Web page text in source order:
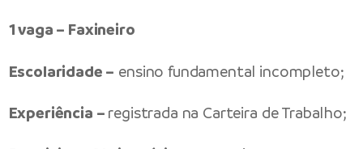
1 vaga – Faxineiro
Escolaridade – ensino fundamental incompleto;
Experiência – registrada na Carteira de Trabalho;